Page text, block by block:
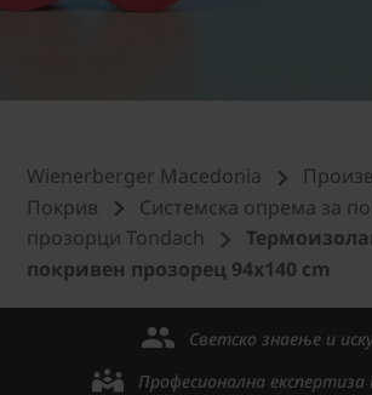
Wienerberger Macedonia
Покрив
Системска опрема за
прозорци Tondach
покривен прозорец 94x140 cm
Светско знаење и
Професионална